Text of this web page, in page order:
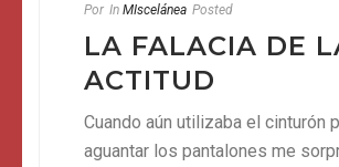
Por In MIscelánea Posted
LA FALACIA DE
ACTITUD
Cuando aún utilizaba el cinturón
aguantar los pantalones me